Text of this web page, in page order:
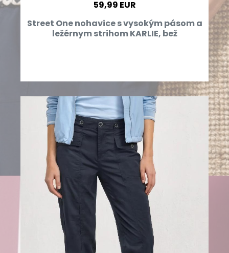
59,99 EUR
Street One nohavice s vysokým pásom a
ležérnym strihom KARLIE, bež